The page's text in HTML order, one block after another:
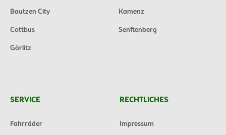
Bautzen City
Kamenz
Cottbus
Senftenberg
Görlitz
SERVICE
Fahrräder
RECHTLICHES
Impressum